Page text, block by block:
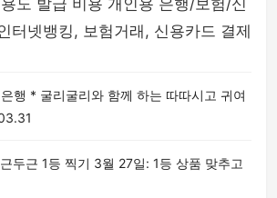
도 발급 비용 개인용 은행/보험/신
터넷뱅킹, 보험거래, 신용카드 결제
행 * 굴리굴리와 함께 하는 따따시고 귀여
두근 1등 찍기 3월 27일: 1등 상품 맞추고